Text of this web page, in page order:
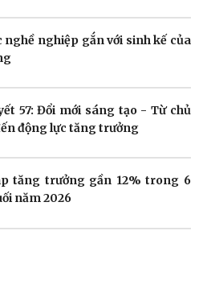
Tin Công nghệ
Trải nghiệm
Đời sống
Nhà đẹp
Blog
nghề nghiệp gắn với sinh kế của
57: Đổi mới sáng tạo - Từ chủ
động lực tăng trưởng
tăng trưởng gần 12% trong 6
năm 2026